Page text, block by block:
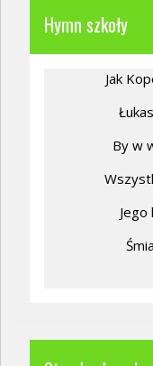
Hymn szkoły
Jak
By w